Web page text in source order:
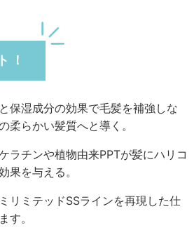
！
保湿成分の効果で毛髪を補強しな
柔らかい髪質へと導く。
ラチンや植物由来PPTが髪にハリコ
果を与える。
リミテッドSSラインを再現した仕
す。